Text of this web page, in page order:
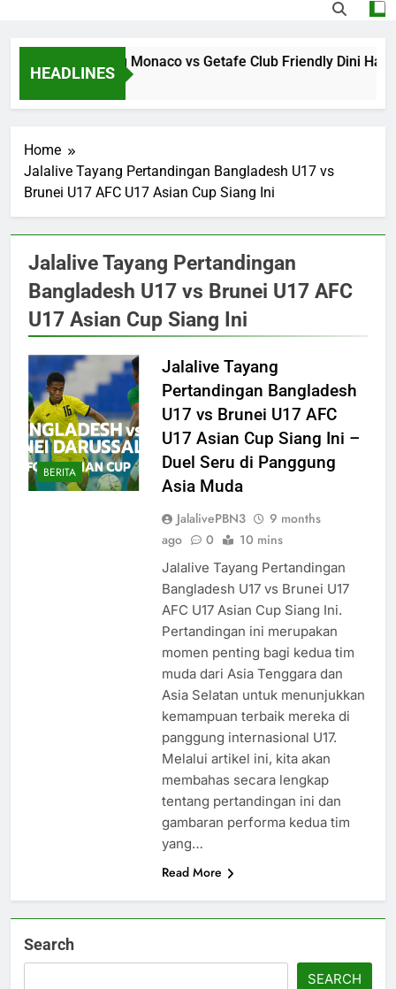
HEADLINES
Jalalive Streaming Monaco vs Getafe Club Friendly Dini
5 Hours Ago
Home
Jalalive Tayang Pertandingan Bangladesh U17 vs
Brunei U17 AFC U17 Asian Cup Siang Ini
Jalalive Tayang Pertandingan
Bangladesh U17 vs Brunei U17 AFC
U17 Asian Cup Siang Ini
BERITA
Jalalive Tayang
Pertandingan Bangladesh
U17 vs Brunei U17 AFC
U17 Asian Cup Siang Ini –
Duel Seru di Panggung
Asia Muda
JalalivePBN3
9 months
ago
0 10 mins
Jalalive Tayang Pertandingan
Bangladesh U17 vs Brunei U17
AFC U17 Asian Cup Siang Ini.
Pertandingan ini merupakan
momen penting bagi kedua tim
muda dari Asia Tenggara dan
Asia Selatan untuk menunjukkan
kemampuan terbaik mereka di
panggung internasional U17.
Melalui artikel ini, kita akan
membahas secara lengkap
tentang pertandingan ini dan
gambaran performa kedua tim
yang…
Read More
Search
SEARCH